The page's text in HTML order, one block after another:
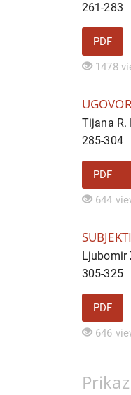
261-283
PDF
1478
Tijana R.
285-304
PDF
644
Ljubomir
305-325
PDF
646
Prikaz